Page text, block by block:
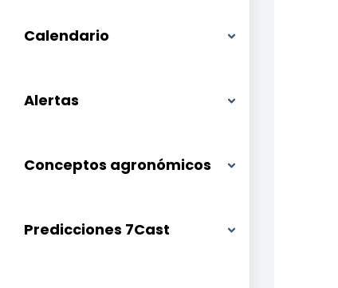
Calendario
Alertas
Conceptos agronómicos
Predicciones 7Cast